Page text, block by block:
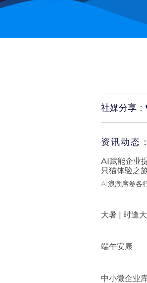
社媒分享：
资讯动态：
AI赋能企业
只猫体验之
AI浪潮席卷各
大暑 | 时逢
端午安康
中小微企业